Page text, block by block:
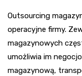
Outsourcing
operacyjne firmy.
magazynowych
umożliwia im
magazynową,